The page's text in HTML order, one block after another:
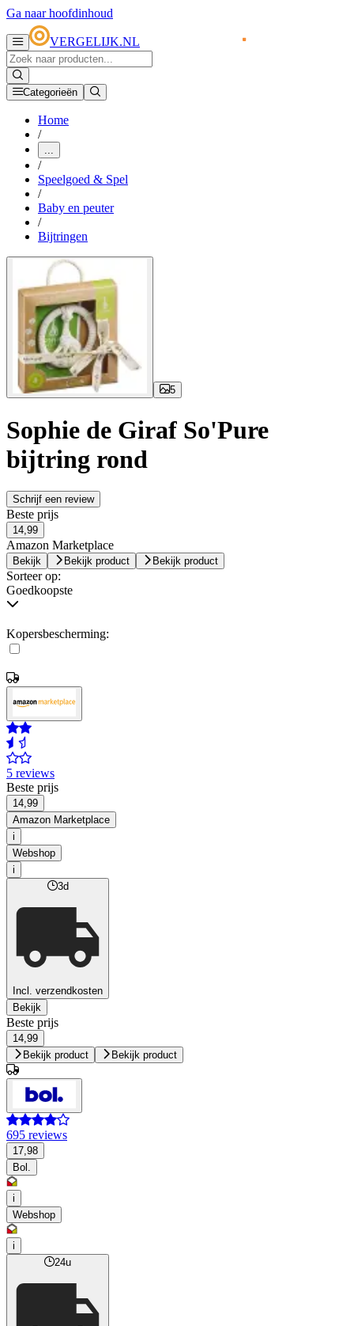
Ga naar hoofdinhoud
VERGELIJK.NL
Categorieën
Home
/
...
/
Speelgoed & Spel
/
Baby en peuter
/
Bijtringen
5
Sophie de Giraf So'Pure
bijtring rond
Schrijf een review
Beste prijs
14,99
Amazon Marketplace
Bekijk Bekijk product Bekijk product
Sorteer op:
Goedkoopste
Kopersbescherming:
5 reviews
Beste prijs
14,99
Amazon Marketplace
i
Webshop
i
3d
Incl. verzendkosten
Bekijk
Beste prijs
14,99
Bekijk product
Bekijk product
695 reviews
17,98
Bol.
i
Webshop
i
24u